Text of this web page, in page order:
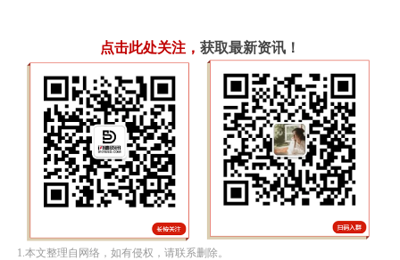
点击此处关注， 获取最新资讯！
1.本文整理自网络，如有侵权，请联系删除。